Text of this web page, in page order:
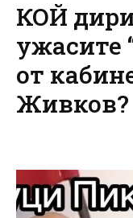
КОЙ
ужасите
от
Живков?